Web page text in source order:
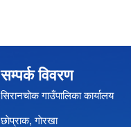
सम्पर्क विवरण
सिरानचोक गाउँपालिका कार्यालय
छाेप्राक, गाेरखा